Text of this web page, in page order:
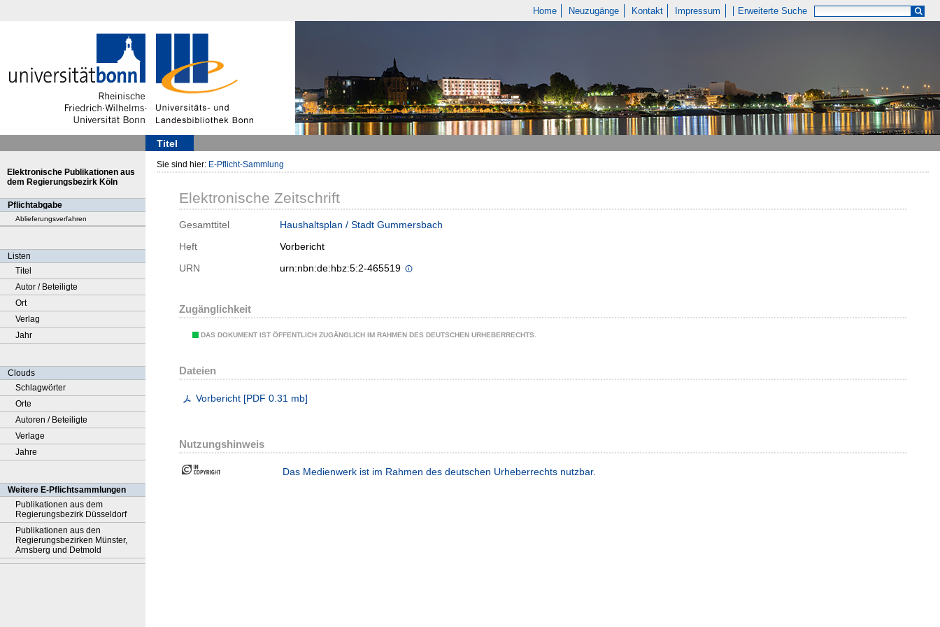
Home Neuzugänge Kontakt Impressum Erweiterte Suche
Titel
Elektronische Publikationen aus
dem Regierungsbezirk Köln
Pflichtabgabe
Ablieferungsverfahren
Listen
Titel
Autor / Beteiligte
Ort
Verlag
Jahr
Clouds
Schlagwörter
Orte
Autoren / Beteiligte
Verlage
Jahre
Weitere E-Pflichtsammlungen
Publikationen aus dem
Regierungsbezirk Düsseldorf
Publikationen aus den
Regierungsbezirken Münster,
Arnsberg und Detmold
Sie sind hier: E-Pflicht-Sammlung
Elektronische Zeitschrift
Gesamttitel
Haushaltsplan / Stadt Gummersbach
Heft
Vorbericht
URN
urn:nbn:de:hbz:5:2-465519
Zugänglichkeit
DAS DOKUMENT IST ÖFFENTLICH ZUGÄNGLICH IM RAHMEN DES DEUTSCHEN URHEBERRECHTS.
Dateien
Vorbericht [PDF 0.31 mb]
Nutzungshinweis
Das Medienwerk ist im Rahmen des deutschen Urheberrechts nutzbar.